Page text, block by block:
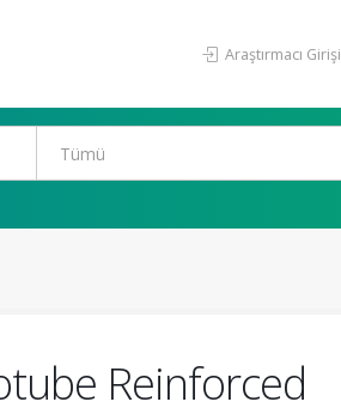
Araştırmacı Girişi
Reinforced